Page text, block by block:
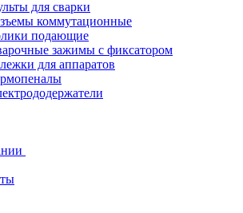
для сварки
коммутационные
подающие
зажимы с фиксатором
для аппаратов